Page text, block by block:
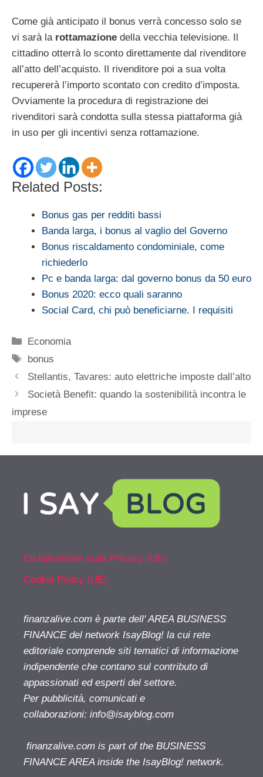
Come già anticipato il bonus verrà concesso solo se
vi sarà la rottamazione della vecchia televisione. Il
cittadino otterrà lo sconto direttamente dal rivenditore
all’atto dell’acquisto. Il rivenditore poi a sua volta
recupererà l’importo scontato con credito d’imposta.
Ovviamente la procedura di registrazione dei
rivenditori sarà condotta sulla stessa piattaforma già
in uso per gli incentivi senza rottamazione.
Related Posts:
Bonus gas per redditi bassi
Banda larga, i bonus al vaglio del Governo
Bonus riscaldamento condominiale, come
richiederlo
Pc e banda larga: dal governo bonus da 50 euro
Bonus 2020: ecco quali saranno
Social Card, chi può beneficiarne. I requisiti
Categorie
Economia
Tag
bonus
Stellantis, Tavares: auto elettriche imposte dall’alto
Società Benefit: quando la sostenibilità incontra le
imprese
Dichiarazione sulla Privacy (UE)
Cookie Policy (UE)
finanzalive.com è parte dell' AREA BUSINESS
FINANCE del network IsayBlog! la cui rete
editoriale comprende siti tematici di informazione
indipendente che contano sul contributo di
appassionati ed esperti del settore.
Per pubblicità, comunicati e
collaborazioni: info@isayblog.com
finanzalive.com is part of the BUSINESS
FINANCE AREA inside the IsayBlog! network.